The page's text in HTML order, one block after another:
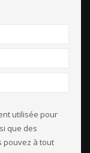
utilisée pour
que des
pouvez à tout